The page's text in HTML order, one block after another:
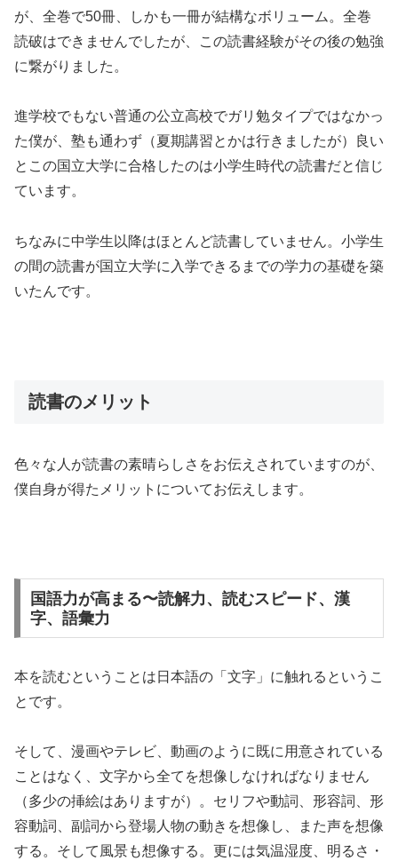
が、全巻で50冊、しかも一冊が結構なボリューム。全巻
読破はできませんでしたが、この読書経験がその後の勉強
に繋がりました。
進学校でもない普通の公立高校でガリ勉タイプではなかっ
た僕が、塾も通わず（夏期講習とかは行きましたが）良い
とこの国立大学に合格したのは小学生時代の読書だと信じ
ています。
ちなみに中学生以降はほとんど読書していません。小学生
の間の読書が国立大学に入学できるまでの学力の基礎を築
いたんです。
読書のメリット
色々な人が読書の素晴らしさをお伝えされていますのが、
僕自身が得たメリットについてお伝えします。
国語力が高まる〜読解力、読むスピード、漢
字、語彙力
本を読むということは日本語の「文字」に触れるというこ
とです。
そして、漫画やテレビ、動画のように既に用意されている
ことはなく、文字から全てを想像しなければなりません
（多少の挿絵はありますが）。セリフや動詞、形容詞、形
容動詞、副詞から登場人物の動きを想像し、また声を想像
する。そして風景も想像する。更には気温湿度、明るさ・